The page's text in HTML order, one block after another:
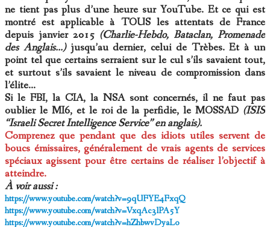
ne tient pas plus d’une heure sur YouTube. Et ce qui est
montré est applicable à TOUS les attentats de France
depuis janvier 2015 (Charlie-Hebdo, Bataclan, Promenade
des Anglais…) jusqu’au dernier, celui de Trèbes. Et à un
point tel que certains serraient sur le cul s’ils savaient tout,
et surtout s’ils savaient le niveau de compromission dans
l’élite…
Si le FBI, la CIA, la NSA sont concernés, il ne faut pas
oublier le MI6, et le roi de la perfidie, le MOSSAD (ISIS
“Israeli Secret Intelligence Service” en anglais).
Comprenez que pendant que des idiots utiles servent de
boucs émissaires, généralement de vrais agents de services
spéciaux agissent pour être certains de réaliser l’objectif à
atteindre.
À voir aussi :
https://www.youtube.com/watch?v=9qUFYE4FxqQ
https://www.youtube.com/watch?v=VxqAc3lPA5Y
https://www.youtube.com/watch?v=hZhbwvDyaLo